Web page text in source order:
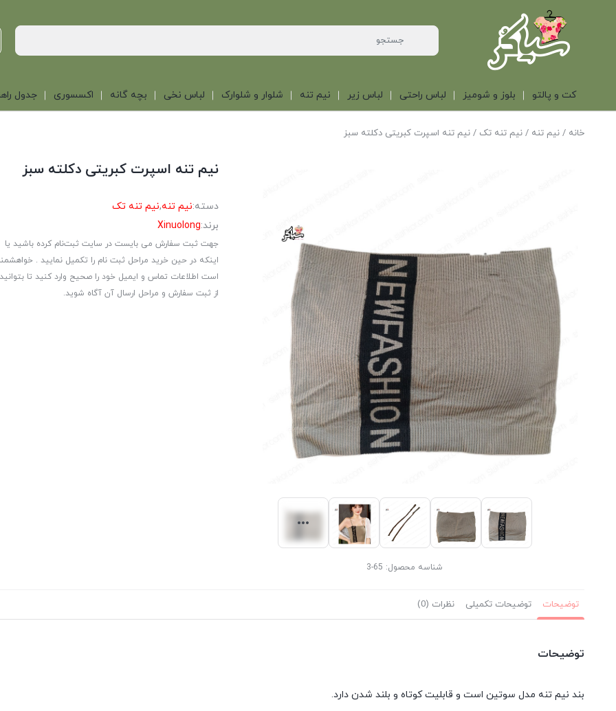
کت و پالتو بلوز و شومیز لباس راحتی لباس زیر نیم تنه شلوار و شلوارک لباس نخی بچه گانه اکسسوری جدول
خانه /نیم تنه /نیم تنه تک / نیم تنه اسپرت کبریتی دکلته سبز
شناسه محصول: 65-3
نیم تنه اسپرت کبریتی دکلته سبز
دسته:نیم تنه,نیم تنه تک
برند:Xinuolong
جهت ثبت سفارش می بایست در سایت ثبت‌نام کرده باشید یا
اینکه در حین خرید مراحل ثبت نام را تکمیل نمایید .
است اطلاعات تماس و ایمیل خود را صحیح وارد کنید تا بتوانید
از ثبت سفارش و مراحل ارسال آن آگاه شوید.
توضیحات توضیحات تکمیلی نظرات (0)
توضیحات
بند نیم تنه مدل سوتین است و قابلیت کوتاه و بلند شدن دارد.